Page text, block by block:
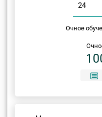
24
Очное